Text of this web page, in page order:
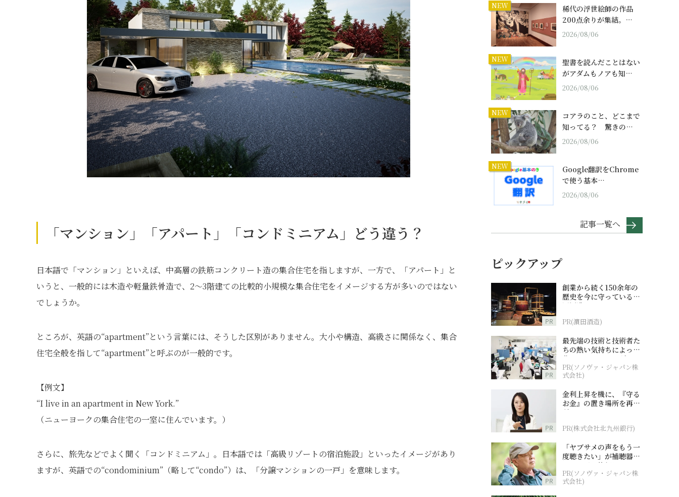
「マンション」「アパート」「コンドミニアム」どう違う？
日本語で「マンション」といえば、中高層の鉄筋コンクリート造の集合住宅を指しますが、一方で、「アパート」と
いうと、一般的には木造や軽量鉄骨造で、2〜3階建ての比較的小規模な集合住宅をイメージする方が多いのではない
でしょうか。
ところが、英語の“apartment”という言葉には、そうした区別がありません。大小や構造、高級さに関係なく、集合
住宅全般を指して“apartment”と呼ぶのが一般的です。
【例文】
“I live in an apartment in New York.”
（ニューヨークの集合住宅の一室に住んでいます。）
さらに、旅先などでよく聞く「コンドミニアム」。日本語では「高級リゾートの宿泊施設」といったイメージがあり
ますが、英語での“condominium”（略して“condo”）は、「分譲マンションの一戸」を意味します。
NEW
稀代の浮世絵師の作品
200点余りが集結。…
2026/08/06
NEW
聖書を読んだことはない
がアダムもノアも知…
2026/08/06
NEW
コアラのこと、どこまで
知ってる？ 驚きの…
2026/08/06
NEW
Google翻訳をChrome
で使う基本…
2026/08/06
記事一覧へ
ピックアップ
PR
創業から続く150余年の
歴史を今に守っている濵
田酒造
PR(濵田酒造)
PR
最先端の技術と技術者た
ちの熱い気持ちによって
作られているオーダーメ
イド補聴器
PR(ソノヴァ・ジャパン株
式会社)
PR
金利上昇を機に、『守る
お金』の置き場所を再検
討
PR(株式会社北九州銀行)
PR
「ヤブサメの声をもう一
度聴きたい」が補聴器チ
ャレンジの後押しに
PR(ソノヴァ・ジャパン株
式会社)